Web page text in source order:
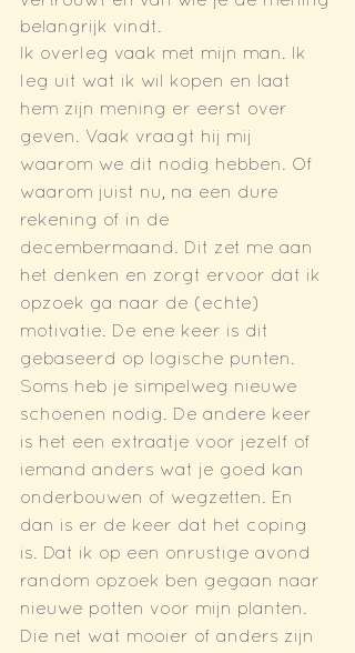
belangrijk vindt.
Ik overleg vaak met mijn man. Ik
leg uit wat ik wil kopen en laat
hem zijn mening er eerst over
geven. Vaak vraagt hij mij
waarom we dit nodig hebben. Of
waarom juist nu, na een dure
rekening of in de
decembermaand. Dit zet me aan
het denken en zorgt ervoor dat ik
opzoek ga naar de (echte)
motivatie. De ene keer is dit
gebaseerd op logische punten.
Soms heb je simpelweg nieuwe
schoenen nodig. De andere keer
is het een extraatje voor jezelf of
iemand anders wat je goed kan
onderbouwen of wegzetten. En
dan is er de keer dat het coping
is. Dat ik op een onrustige avond
random opzoek ben gegaan naar
nieuwe potten voor mijn planten.
Die net wat mooier of anders zijn